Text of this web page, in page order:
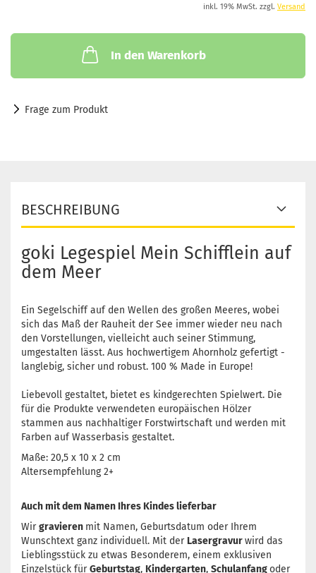
inkl. 19% MwSt. zzgl. Versand
In den Warenkorb
Frage zum Produkt
BESCHREIBUNG
goki Legespiel Mein Schifflein auf
dem Meer
Ein Segelschiff auf den Wellen des großen Meeres, wobei
sich das Maß der Rauheit der See immer wieder neu nach
den Vorstellungen, vielleicht auch seiner Stimmung,
umgestalten lässt. Aus hochwertigem Ahornholz gefertigt -
langlebig, sicher und robust. 100 % Made in Europe!
Liebevoll gestaltet, bietet es kindgerechten Spielwert. Die
für die Produkte verwendeten europäischen Hölzer
stammen aus nachhaltiger Forstwirtschaft und werden mit
Farben auf Wasserbasis gestaltet.
Maße: 20,5 x 10 x 2 cm
Altersempfehlung 2+
Auch mit dem Namen Ihres Kindes lieferbar
Wirgravieren mit Namen, Geburtsdatum oder Ihrem
Wunschtext ganz individuell. Mit der Lasergravurwird das
Lieblingsstück zu etwas Besonderem, einem exklusiven
Einzelstück fürGeburtstag, Kindergarten, Schulanfangoder